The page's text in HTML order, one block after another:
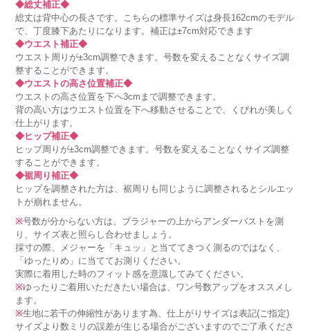
◆総丈補正◆
総丈は背中心の長さです。こちらの標準サイズは身長162cmのモデル
で、丁度膝下あたりになります。補正は±7cm対応できます
◆ウエスト補正◆
ウエスト周りが±3cm調整できます。号数を変えることなくサイズ調
整することができます。
◆ウエストの高さ位置補正◆
ウエストの高さ位置を下へ3cmまで調整できます。
背の高い方はウエスト位置を下へ移動させることで、くびれが美しく
仕上がります。
◆ヒップ補正◆
ヒップ周りが±3cm調整できます。号数を変えることなくサイズ調整
することができます。
◆裾周り補正◆
ヒップを調整された方は、裾周りも同じように調整されるとシルエッ
トが崩れません。
※号数が分からない方は、ブラジャーの上からアンダーバストを測
り、サイズ表と照らし合わせましょう。
採寸の際、メジャーを「キュッ」と当ててきつく測るのではなく、
「ゆったりめ」に当ててお測りください。
実際に着用した時のフィット感を意識してみてください。
※ゆったりご着用いただきたい場合は、ワン号数アップをオススメし
ます。
※生地に若干の伸縮性があります為、仕上がりサイズは表記(ご指定)
サイズより数ミリの誤差が生じる場合がございますのでご了承くださ